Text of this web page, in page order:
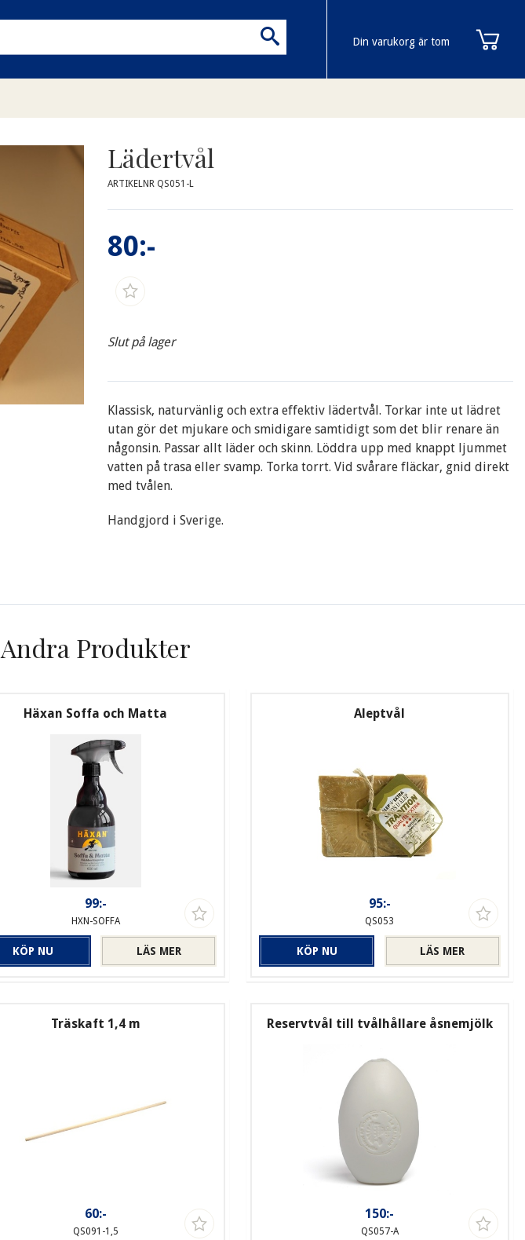
Din varukorg är tom
Lädertvål
ARTIKELNR QS051-L
80:-
Slut på lager
Klassisk, naturvänlig och extra effektiv lädertvål. Torkar inte ut lädret
utan gör det mjukare och smidigare samtidigt som det blir renare än
någonsin. Passar allt läder och skinn. Löddra upp med knappt ljummet
vatten på trasa eller svamp. Torka torrt. Vid svårare fläckar, gnid direkt
med tvålen.
Handgjord i Sverige.
Andra Produkter
Häxan Soffa och Matta
99:-
HXN-SOFFA
LÄS MER
KÖP NU
Aleptvål
95:-
QS053
LÄS MER
KÖP NU
Träskaft 1,4 m
60:-
QS091-1,5
Reservtvål till tvålhållare åsnemjölk
150:-
QS057-A